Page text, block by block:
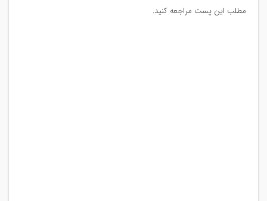
مطلب این پست مراجعه کنید.